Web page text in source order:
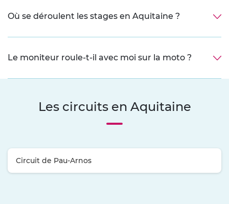
Où se déroulent les stages en Aquitaine ?
Le moniteur roule-t-il avec moi sur la moto ?
Les circuits en Aquitaine
Circuit de Pau-Arnos